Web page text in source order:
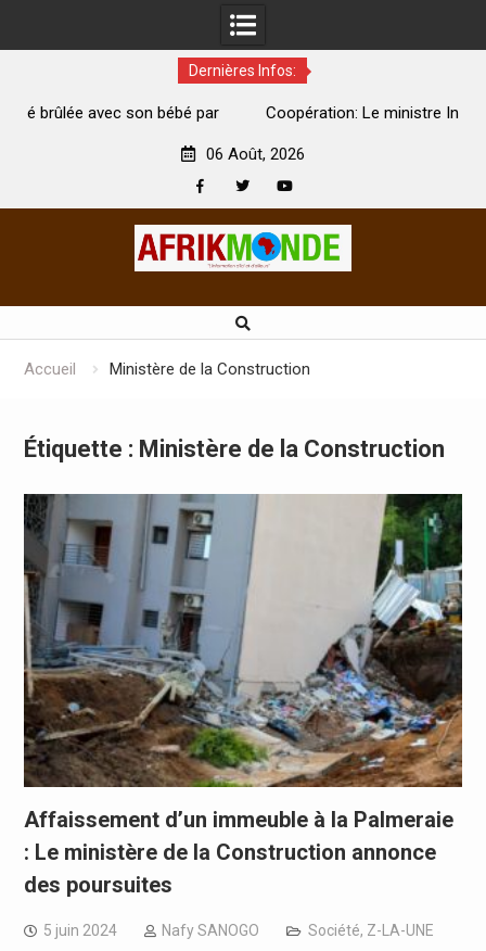
Dernières Infos:
Coopération: Le ministre Indien Kirti Vardhan Singh à
06 Août, 2026
Accueil Ministère de la Construction
Étiquette : Ministère de la Construction
Affaissement d’un immeuble à la Palmeraie
: Le ministère de la Construction annonce
des poursuites
5 juin 2024 Nafy SANOGO Société, Z-LA-UNE